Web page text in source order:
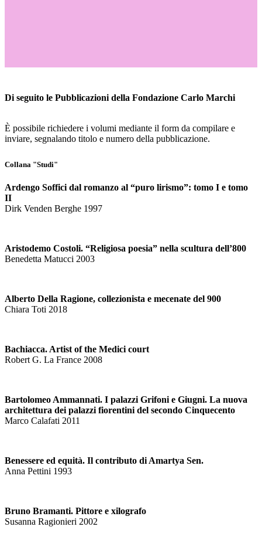
Di seguito le Pubblicazioni della Fondazione Carlo Marchi
È possibile richiedere i volumi mediante il form da compilare e
inviare, segnalando titolo e numero della pubblicazione.
Collana "Studi"
Ardengo Soffici dal romanzo al “puro lirismo”: tomo I e tomo
II
Dirk Venden Berghe 1997
Aristodemo Costoli. “Religiosa poesia” nella scultura dell’800
Benedetta Matucci 2003
Alberto Della Ragione, collezionista e mecenate del 900
Chiara Toti 2018
Bachiacca. Artist of the Medici court
Robert G. La France 2008
Bartolomeo Ammannati. I palazzi Grifoni e Giugni. La nuova
architettura dei palazzi fiorentini del secondo Cinquecento
Marco Calafati 2011
Benessere ed equità. Il contributo di Amartya Sen.
Anna Pettini 1993
Bruno Bramanti. Pittore e xilografo
Susanna Ragionieri 2002